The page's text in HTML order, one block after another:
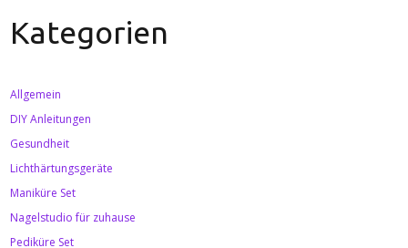
Kategorien
Allgemein
DIY Anleitungen
Gesundheit
Lichthärtungsgeräte
Maniküre Set
Nagelstudio für zuhause
Pediküre Set